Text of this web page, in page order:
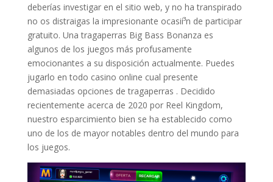
deberías investigar en el sitio web, y no ha transpirado
no os distraigas la impresionante ocasií³n de participar
gratuito. Una tragaperras Big Bass Bonanza es
algunos de los juegos más profusamente
emocionantes a su disposición actualmente. Puedes
jugarlo en todo casino online cual presente
demasiadas opciones de tragaperras . Decidido
recientemente acerca de 2020 por Reel Kingdom,
nuestro esparcimiento bien se ha establecido como
uno de los de mayor notables dentro del mundo para
los juegos.